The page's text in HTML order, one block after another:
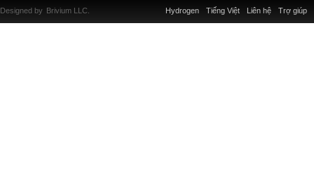
Liên hệ Trợ giúp
Hydrogen Tiếng Việt
Designed by Brivium LLC.